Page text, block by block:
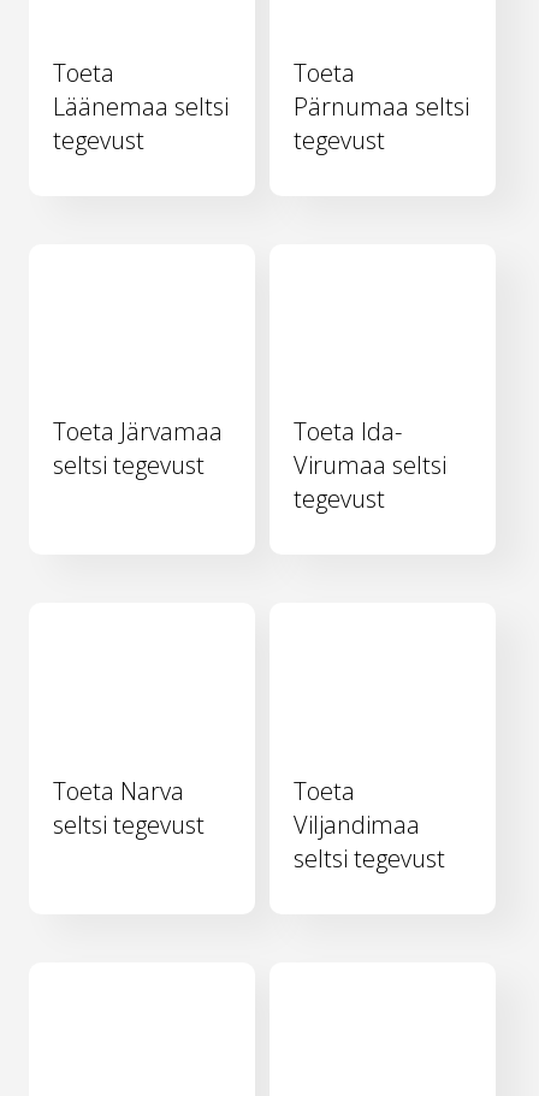
Toeta
Läänemaa seltsi
tegevust
Toeta
Pärnumaa seltsi
tegevust
Toeta Järvamaa
seltsi tegevust
Toeta Ida-
Virumaa seltsi
tegevust
Toeta Narva
seltsi tegevust
Toeta
Viljandimaa
seltsi tegevust